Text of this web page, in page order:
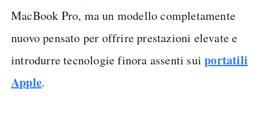
MacBook Pro, ma un modello completamente
nuovo pensato per offrire prestazioni elevate e
introdurre tecnologie finora assenti suiportatili
Apple.